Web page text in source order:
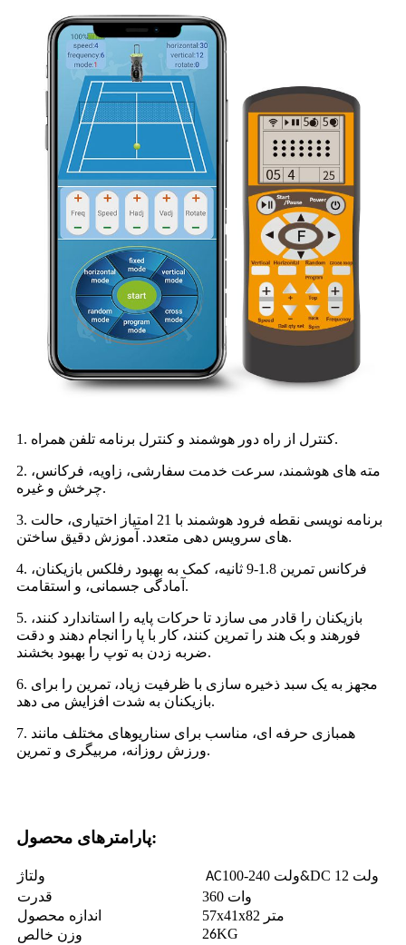
1. کنترل از راه دور هوشمند و کنترل برنامه تلفن همراه.
2. مته های هوشمند، سرعت خدمت سفارشی، زاویه، فرکانس،
چرخش و غیره.
3. برنامه نویسی نقطه فرود هوشمند با 21 امتیاز اختیاری، حالت
های سرویس دهی متعدد. آموزش دقیق ساختن.
4. فرکانس تمرین 1.8-9 ثانیه، کمک به بهبود رفلکس بازیکنان،
آمادگی جسمانی، و استقامت.
5. بازیکنان را قادر می سازد تا حرکات پایه را استاندارد کنند،
فورهند و بک هند را تمرین کنند، کار با پا را انجام دهند و دقت
ضربه زدن به توپ را بهبود بخشند.
6. مجهز به یک سبد ذخیره سازی با ظرفیت زیاد، تمرین را برای
بازیکنان به شدت افزایش می دهد.
7. همبازی حرفه ای، مناسب برای سناریوهای مختلف مانند
ورزش روزانه، مربیگری و تمرین.
پارامترهای محصول:
ولتاژ AC 100-240 ولت&
DC 12 ولت
قدرت
360 وات
اندازه محصول
57x41x82 متر
وزن خالص
26KG